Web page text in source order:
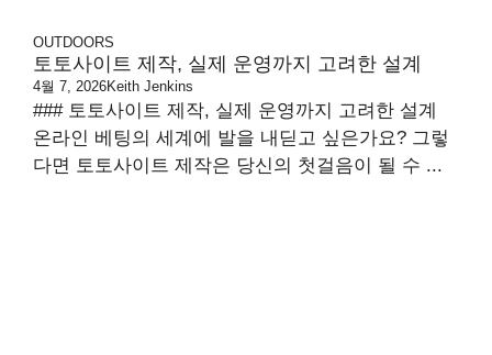
OUTDOORS
토토사이트 제작, 실제 운영까지 고려한 설계
4월 7, 2026Keith Jenkins
### 토토사이트 제작, 실제 운영까지 고려한 설계
온라인 베팅의 세계에 발을 내딛고 싶은가요? 그렇
다면 토토사이트 제작은 당신의 첫걸음이 될 수 ...